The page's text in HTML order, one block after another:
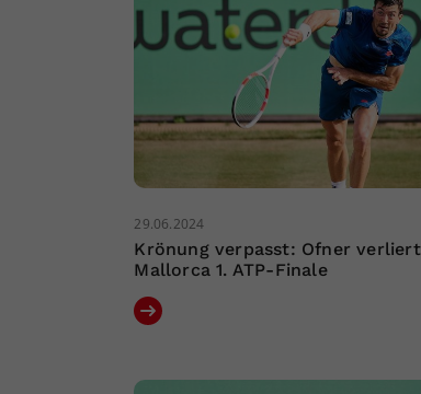
29.06.2024
Krönung verpasst: Ofner
Mallorca 1. ATP-Finale